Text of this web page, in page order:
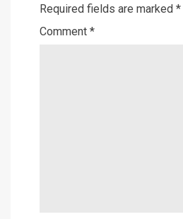
Required fields are marked *
Comment *